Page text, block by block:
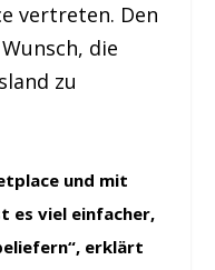
vertreten. Den
die
zu
und mit
es viel einfacher,
erklärt